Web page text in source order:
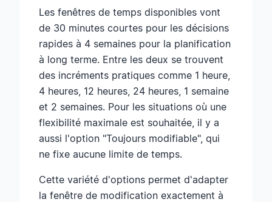
Les fenêtres de temps disponibles vont
de 30 minutes courtes pour les décisions
rapides à 4 semaines pour la planification
à long terme. Entre les deux se trouvent
des incréments pratiques comme 1 heure,
4 heures, 12 heures, 24 heures, 1 semaine
et 2 semaines. Pour les situations où une
flexibilité maximale est souhaitée, il y a
aussi l'option "Toujours modifiable", qui
ne fixe aucune limite de temps.
Cette variété d'options permet d'adapter
la fenêtre de modification exactement à